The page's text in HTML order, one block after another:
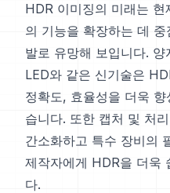
HDR 이미징의 미래는
의 기능을 확장하는 데
발로 유망해 보입니다.
LED와 같은 신기술은
정확도, 효율성을 더욱
습니다. 또한 캡처 및 처
간소화하고 특수 장비의
제작자에게 HDR을 더욱
다.